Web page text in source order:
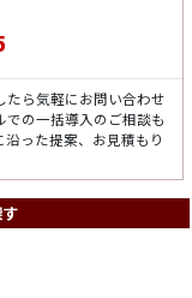
ら気軽にお問い合わせ
の一括導入のご相談も
った提案、お見積もり